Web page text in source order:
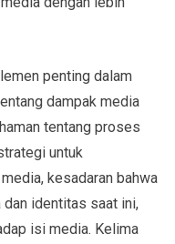
penting dalam
dampak media
tentang proses
untuk
kesadaran bahwa
dan identitas saat ini,
isi media. Kelima